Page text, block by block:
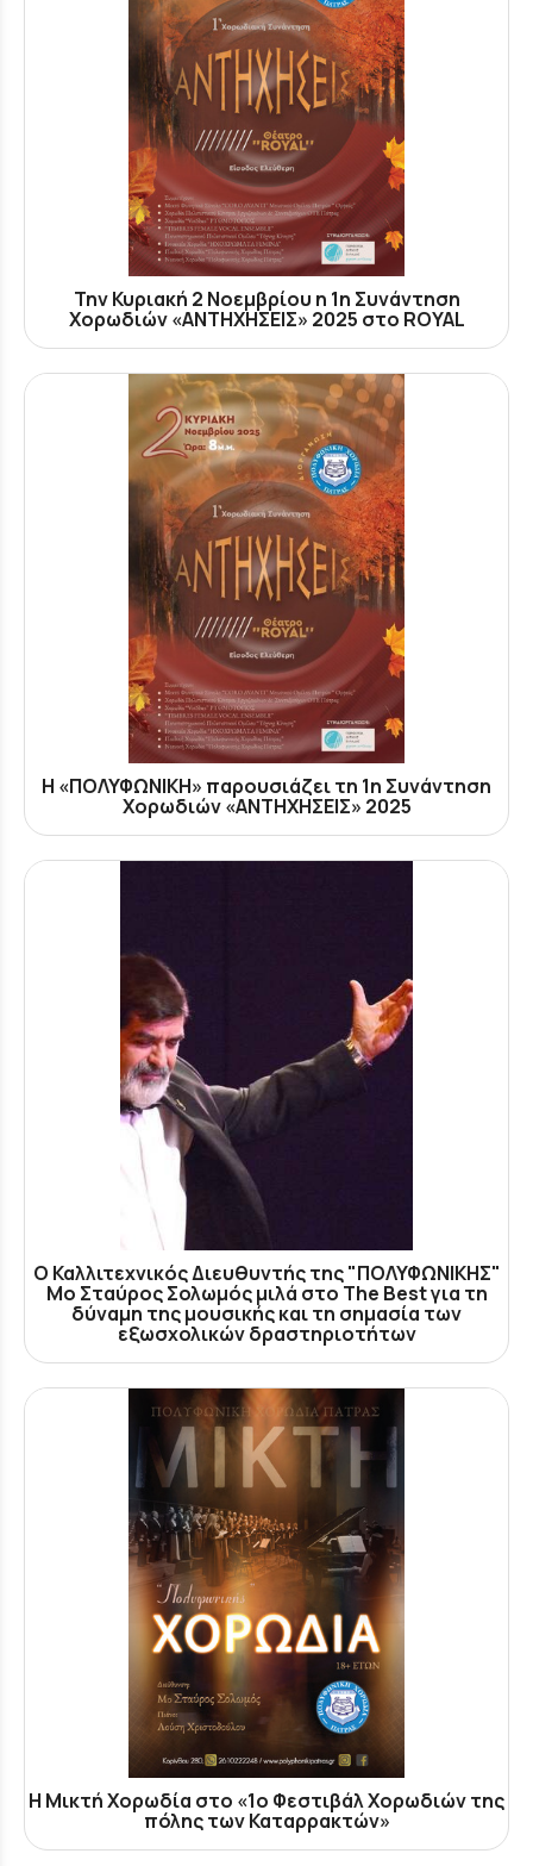
Την Κυριακή 2 Νοεμβρίου η 1η Συνάντηση
Χορωδιών «ΑΝΤΗΧΗΣΕΙΣ» 2025 στο ROYAL
Η «ΠΟΛΥΦΩΝΙΚΗ» παρουσιάζει τη 1η Συνάντηση
Χορωδιών «ΑΝΤΗΧΗΣΕΙΣ» 2025
Ο Καλλιτεχνικός Διευθυντής της "ΠΟΛΥΦΩΝΙΚΗΣ"
Μο Σταύρος Σολωμός μιλά στο The Best για τη
δύναμη της μουσικής και τη σημασία των
εξωσχολικών δραστηριοτήτων
Η Μικτή Χορωδία στο «1ο Φεστιβάλ Χορωδιών της
πόλης των Καταρρακτών»